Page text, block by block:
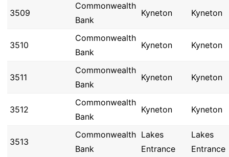
3509
Commonwealth
Bank
Kyneton Kyneton
3510
Commonwealth
Bank
Kyneton Kyneton
3511
Commonwealth
Bank
Kyneton Kyneton
3512
Commonwealth
Bank
Kyneton Kyneton
3513
Commonwealth
Bank
Lakes
Entrance
Lakes
Entrance